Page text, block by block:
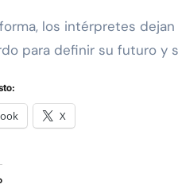
los intérpretes
para definir su futuro y
X